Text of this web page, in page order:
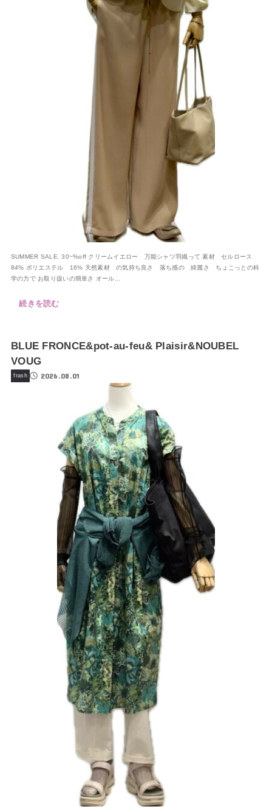
SUMMER SALE. 30~%off クリームイエロー 万能シャツ羽織って 素材 セルロース
84% ポリエステル 16% 天然素材 の気持ち良さ 落ち感の 綺麗さ ちょこっとの科
学の力で お取り扱いの簡単さ オール...
続きを読む
BLUE FRONCE&pot-au-feu& Plaisir&NOUBEL
VOUG
frash 2026.08.01